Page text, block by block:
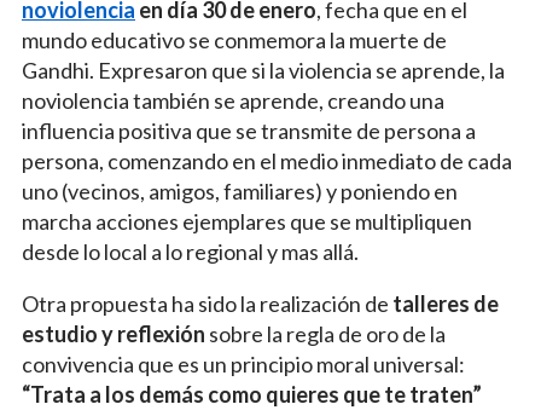
noviolencia en día 30 de enero, fecha que en el
mundo educativo se conmemora la muerte de
Gandhi. Expresaron que si la violencia se aprende, la
noviolencia también se aprende, creando una
influencia positiva que se transmite de persona a
persona, comenzando en el medio inmediato de cada
uno (vecinos, amigos, familiares) y poniendo en
marcha acciones ejemplares que se multipliquen
desde lo local a lo regional y mas allá.
Otra propuesta ha sido la realización de talleres de
estudio y reflexión sobre la regla de oro de la
convivencia que es un principio moral universal:
“Trata a los demás como quieres que te traten”